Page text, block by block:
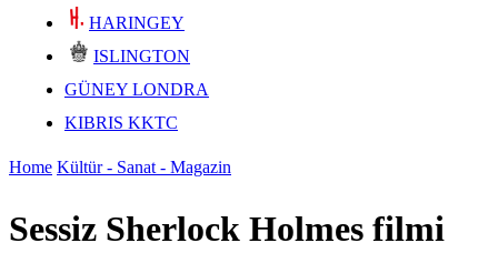
HARINGEY
ISLINGTON
GÜNEY LONDRA
KIBRIS KKTC
Home Kültür - Sanat - Magazin
Sessiz Sherlock Holmes filmi